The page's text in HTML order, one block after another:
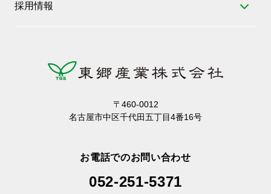
70周年記念サイト
FAソリューション
家庭
採用情報
数字で見る東郷産業
〒460-0012
名古屋市中区千代田五丁目4番16号
お電話でのお問い合わせ
052-251-5371